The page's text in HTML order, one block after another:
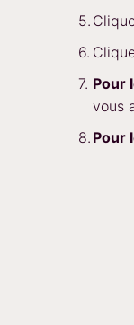
Pour
vous
Pour